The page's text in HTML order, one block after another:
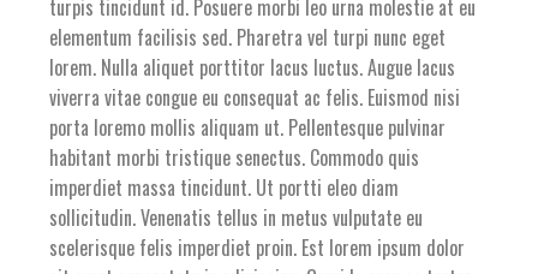
turpis tincidunt id. Posuere morbi leo urna molestie at eu
elementum facilisis sed. Pharetra vel turpi nunc eget
lorem. Nulla aliquet porttitor lacus luctus. Augue lacus
viverra vitae congue eu consequat ac felis. Euismod nisi
porta loremo mollis aliquam ut. Pellentesque pulvinar
habitant morbi tristique senectus. Commodo quis
imperdiet massa tincidunt. Ut portti eleo diam
sollicitudin. Venenatis tellus in metus vulputate eu
scelerisque felis imperdiet proin. Est lorem ipsum dolor